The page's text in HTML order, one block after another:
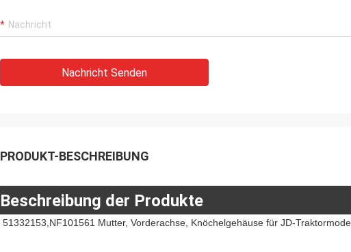
Nachricht Senden
PRODUKT-BESCHREIBUNG
Beschreibung der Produkte
51332153,NF101561 Mutter, Vorderachse, Knöchelgehäuse für JD-